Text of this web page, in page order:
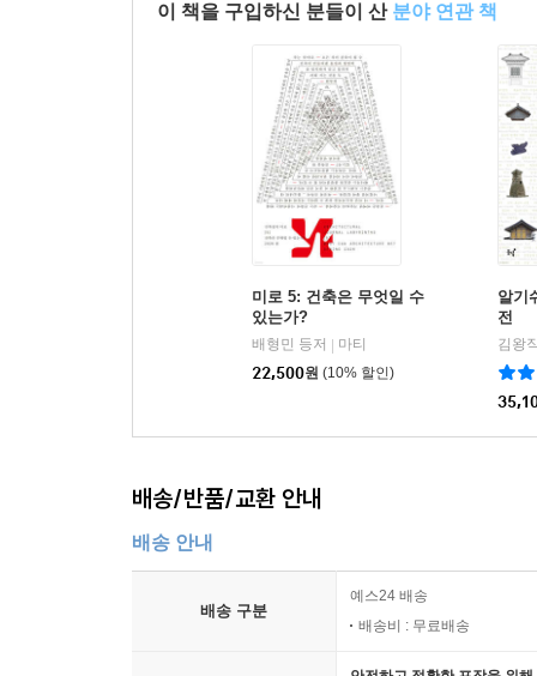
글에서도 쉽게 확인할 수 있다.
텍스트로서의 일본 건축
이번 특집을 통해 분명하게 드러나는 것은 일본
텍스트 중심의 책을 펴내는 곳이 일본이다. 수십
30여 년간 지속적으로 일본 당대 건축의 추이를
추천 도서 목록이기도 하다. 마츠무라 준의 『건
이 책에 대한 소개에 그치지 않고 불확실한 미
중에서 『미로』는 문화로서의 건축, 이론과
이양재의 글이 보완한다.
이 책을 구입하신 분들이 산 분야 연관 책
미로 5: 건축은 무엇일 수
있는가?
배형민 등저
마티
22,500원 (10% 할인)
알기
전
김왕
배송/반품/교환 안내
배송 안내
배송 구분
예스24 배송
배송비 : 무료배송